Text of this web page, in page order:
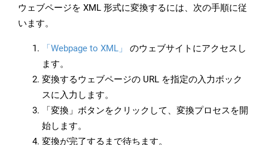
ウェブページを XML 形式に変換するには、次の手順に従
います。
「Webpage to XML」
のウェブサイトにアクセスし
ます。
変換するウェブページの URL を指定の入力ボック
スに入力します。
「変換」ボタンをクリックして、変換プロセスを開
始します。
変換が完了するまで待ちます。